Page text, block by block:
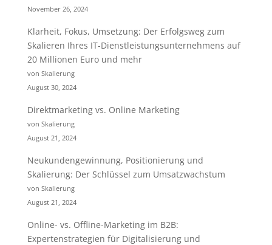
November 26, 2024
Klarheit, Fokus, Umsetzung: Der Erfolgsweg zum
Skalieren Ihres IT-Dienstleistungsunternehmens auf
20 Millionen Euro und mehr
von Skalierung
August 30, 2024
Direktmarketing vs. Online Marketing
von Skalierung
August 21, 2024
Neukundengewinnung, Positionierung und
Skalierung: Der Schlüssel zum Umsatzwachstum
von Skalierung
August 21, 2024
Online- vs. Offline-Marketing im B2B:
Expertenstrategien für Digitalisierung und